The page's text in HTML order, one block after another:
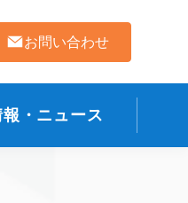
お問い合わせ
・ニュース